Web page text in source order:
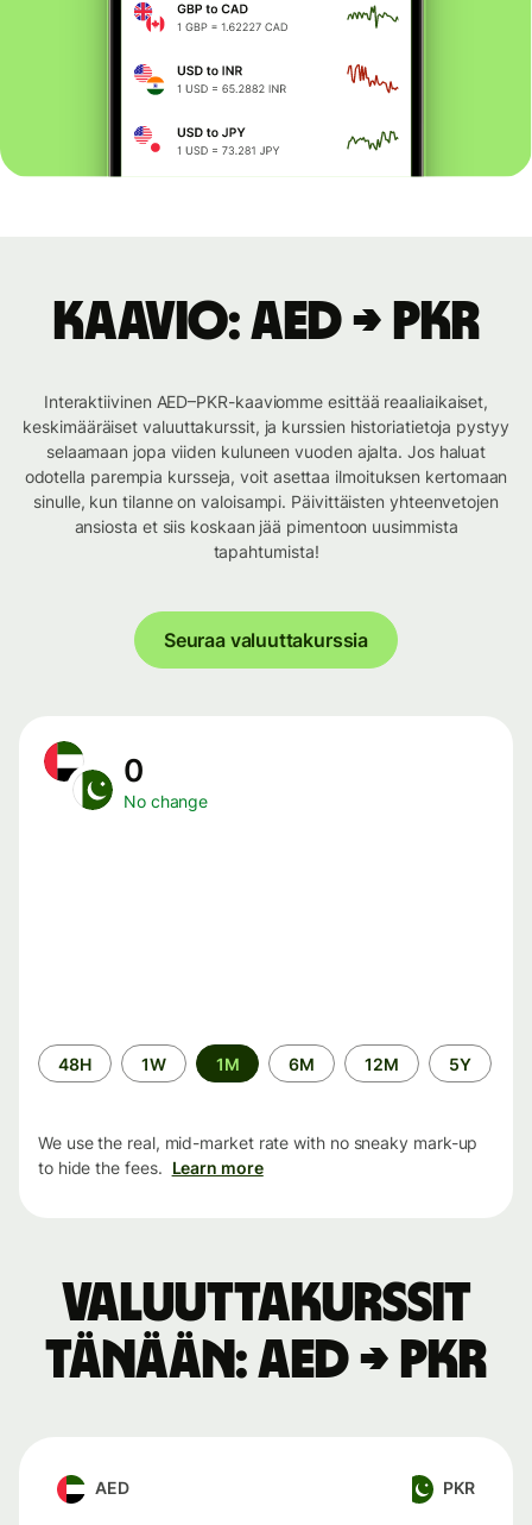
Kaavio: AED → PKR
Interaktiivinen AED–PKR-kaaviomme esittää reaaliaikaiset,
keskimääräiset valuuttakurssit, ja kurssien historiatietoja pystyy
selaamaan jopa viiden kuluneen vuoden ajalta. Jos haluat
odotella parempia kursseja, voit asettaa ilmoituksen kertomaan
sinulle, kun tilanne on valoisampi. Päivittäisten yhteenvetojen
ansiosta et siis koskaan jää pimentoon uusimmista
tapahtumista!
Seuraa valuuttakurssia
0
No change
Time
period
48H 1W 1M 6M 12M 5Y
We use the real, mid-market rate with no sneaky mark-up
to hide the fees. Learn more
Valuuttakurssit
tänään: AED → PKR
AED PKR